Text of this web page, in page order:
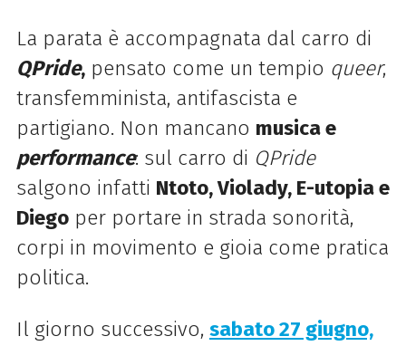
La parata è accompagnata dal carro di
QPride,pensato come un tempio queer,
transfemminista, antifascista e
partigiano. Non mancano musica e
performance: sul carro di QPride
salgono infatti Ntoto,Violady, E-utopia e
Diegoper portare in strada sonorità,
corpi in movimento e gioia come pratica
politica.
Il giorno successivo, sabato 27 giugno,